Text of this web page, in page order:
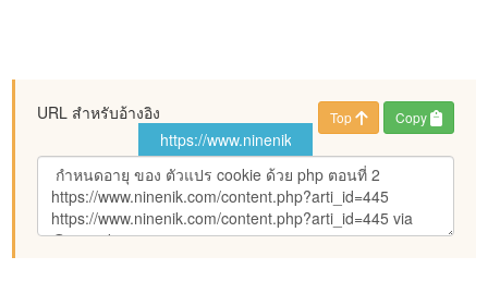
URL สำหรับอ้างอิง Top Copy